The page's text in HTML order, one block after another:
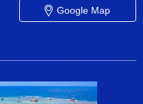
Google Map